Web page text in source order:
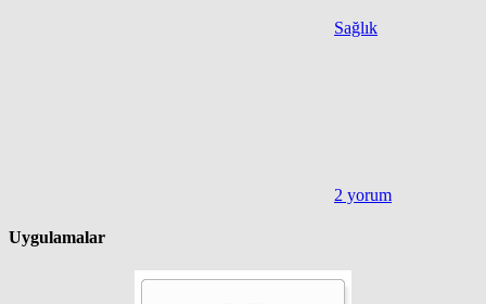
Sağlık
2 yorum
Uygulamalar